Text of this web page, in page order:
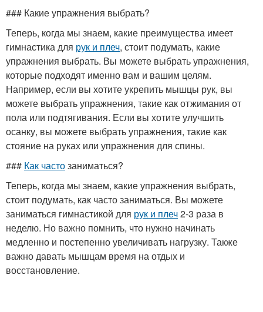
### Какие упражнения выбрать?
Теперь, когда мы знаем, какие преимущества имеет
гимнастика для рук и плеч, стоит подумать, какие
упражнения выбрать. Вы можете выбрать упражнения,
которые подходят именно вам и вашим целям.
Например, если вы хотите укрепить мышцы рук, вы
можете выбрать упражнения, такие как отжимания от
пола или подтягивания. Если вы хотите улучшить
осанку, вы можете выбрать упражнения, такие как
стояние на руках или упражнения для спины.
### Как частозаниматься?
Теперь, когда мы знаем, какие упражнения выбрать,
стоит подумать, как часто заниматься. Вы можете
заниматься гимнастикой для рук и плеч2-3 раза в
неделю. Но важно помнить, что нужно начинать
медленно и постепенно увеличивать нагрузку. Также
важно давать мышцам время на отдых и
восстановление.